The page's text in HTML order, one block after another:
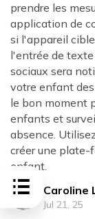
prendre les
application de
si l'appareil
l'entrée de
sociaux sera
votre enfant
le bon moment
enfants et
absence.
créer une plate-
enfant.
Caroline
Jul 21, 25